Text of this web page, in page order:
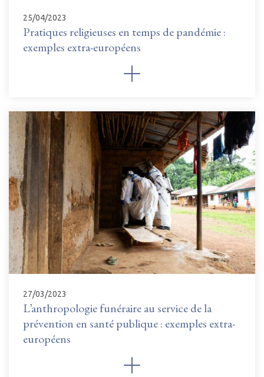
25/04/2023
Pratiques religieuses en temps de pandémie :
exemples extra-européens
27/03/2023
L’anthropologie funéraire au service de la
prévention en santé publique : exemples extra-
européens